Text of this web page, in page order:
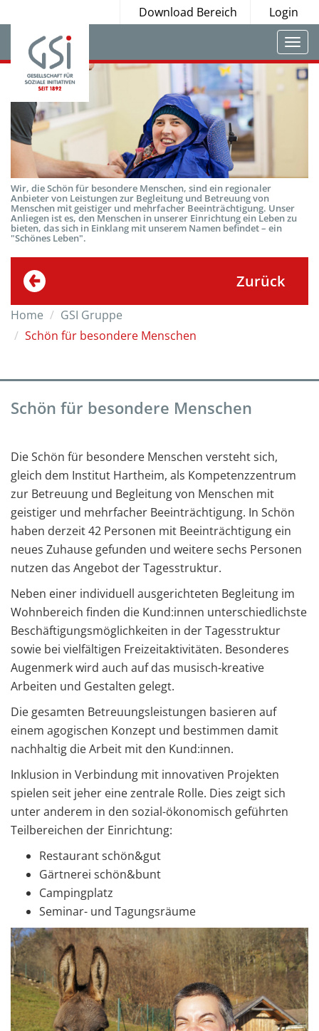
Download Bereich Login
Wir, die Schön für besondere Menschen, sind ein regionaler
Anbieter von Leistungen zur Begleitung und Betreuung von
Menschen mit geistiger und mehrfacher Beeinträchtigung. Unser
Anliegen ist es, den Menschen in unserer Einrichtung ein Leben zu
bieten, das sich in Einklang mit unserem Namen befindet – ein
"Schönes Leben".
Zurück
Home
GSI Gruppe
Schön für besondere Menschen
Schön für besondere Menschen
Die Schön für besondere Menschen versteht sich,
gleich dem Institut Hartheim, als Kompetenzzentrum
zur Betreuung und Begleitung von Menschen mit
geistiger und mehrfacher Beeinträchtigung. In Schön
haben derzeit 42 Personen mit Beeinträchtigung ein
neues Zuhause gefunden und weitere sechs Personen
nutzen das Angebot der Tagesstruktur.
Neben einer individuell ausgerichteten Begleitung im
Wohnbereich finden die Kund:innen unterschiedlichste
Beschäftigungsmöglichkeiten in der Tagesstruktur
sowie bei vielfältigen Freizeitaktivitäten. Besonderes
Augenmerk wird auch auf das musisch-kreative
Arbeiten und Gestalten gelegt.
Die gesamten Betreuungsleistungen basieren auf
einem agogischen Konzept und bestimmen damit
nachhaltig die Arbeit mit den Kund:innen.
Inklusion in Verbindung mit innovativen Projekten
spielen seit jeher eine zentrale Rolle. Dies zeigt sich
unter anderem in den sozial-ökonomisch geführten
Teilbereichen der Einrichtung:
Restaurant schön&gut
Gärtnerei schön&bunt
Campingplatz
Seminar- und Tagungsräume